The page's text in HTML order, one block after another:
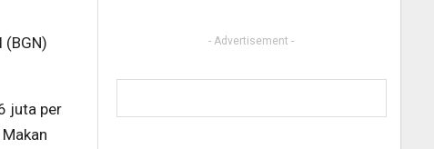
(BGN)
juta per
- Advertisement -